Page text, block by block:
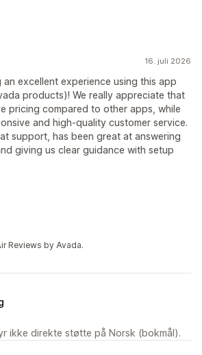
16. juli 2026
an excellent experience using this app
products)! We really appreciate that
pricing compared to other apps, while
and high-quality customer service.
support, has been great at answering
giving us clear guidance with setup
Reviews by Avada.
ikke direkte støtte på Norsk (bokmål).